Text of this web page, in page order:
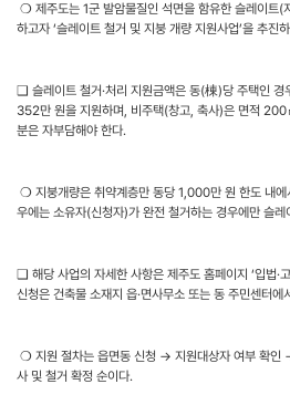
❍ 제주도는 1군 발암물질인 석면을 함유한 슬레이트(
하고자 ‘슬레이트 철거 및 지붕 개량 지원사업’을 추
❑ 슬레이트 철거·처리 지원금액은 동(棟)당 주택인 경
352만 원을 지원하며, 비주택(창고, 축사)은 면적
분은 자부담해야 한다.
❍ 지붕개량은 취약계층만 동당 1,000만 원 한도 내에
우에는 소유자(신청자)가 완전 철거하는 경우에만 슬레
❑ 해당 사업의 자세한 사항은 제주도 홈페이지 ‘입법·
신청은 건축물 소재지 읍·면사무소 또는 동 주민센터에
❍ 지원 절차는 읍면동 신청 → 지원대상자 여부 확
사 및 철거 확정 순이다.